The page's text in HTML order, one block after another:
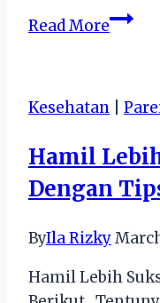
Read MoreRusun
Masa
Kesehatan
Hamil
Dengan
ByIla Rizky
Hamil Lebih